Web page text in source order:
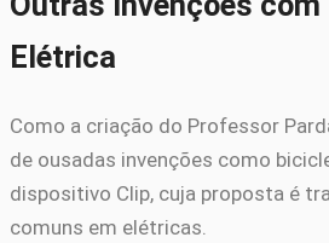
Elétrica
Como a criação do Professor
de ousadas invenções como
dispositivo Clip, cuja proposta é
comuns em elétricas.